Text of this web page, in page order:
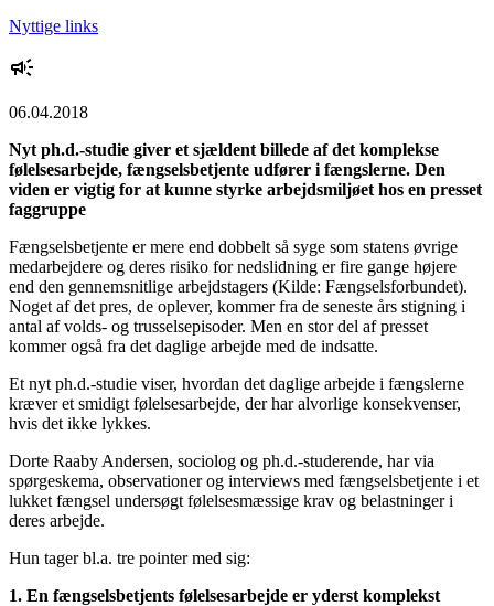
Nyttige links
06.04.2018
Nyt ph.d.-studie giver et sjældent billede af det komplekse
følelsesarbejde, fængselsbetjente udfører i fængslerne. Den
viden er vigtig for at kunne styrke arbejdsmiljøet hos en presset
faggruppe
Fængselsbetjente er mere end dobbelt så syge som statens øvrige
medarbejdere og deres risiko for nedslidning er fire gange højere
end den gennemsnitlige arbejdstagers (Kilde: Fængselsforbundet).
Noget af det pres, de oplever, kommer fra de seneste års stigning i
antal af volds- og trusselsepisoder. Men en stor del af presset
kommer også fra det daglige arbejde med de indsatte.
Et nyt ph.d.-studie viser, hvordan det daglige arbejde i fængslerne
kræver et smidigt følelsesarbejde, der har alvorlige konsekvenser,
hvis det ikke lykkes.
Dorte Raaby Andersen, sociolog og ph.d.-studerende, har via
spørgeskema, observationer og interviews med fængselsbetjente i et
lukket fængsel undersøgt følelsesmæssige krav og belastninger i
deres arbejde.
Hun tager bl.a. tre pointer med sig:
1. En fængselsbetjents følelsesarbejde er yderst komplekst